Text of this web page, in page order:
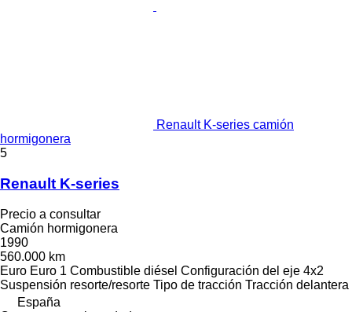
Renault K-series camión
hormigonera
5
Renault K-series
Precio a consultar
Camión hormigonera
1990
560.000 km
Euro Euro 1 Combustible diésel Configuración del eje 4x2
Suspensión resorte/resorte Tipo de tracción Tracción delantera
España